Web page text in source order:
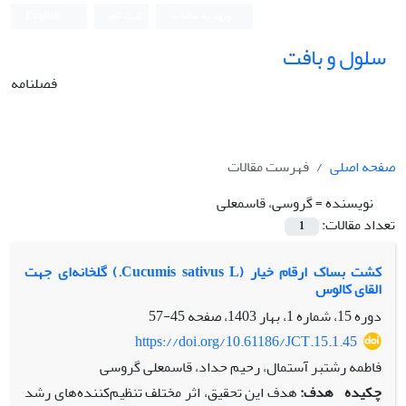
سلول و بافت
فصلنامه
صفحه اصلی
فهرست مقالات
نویسنده =گروسی، قاسمعلی
تعداد مقالات:
1
کشت بساک ارقام خیار (Cucumis sativus L.) گلخانه‌ای جهت
القای کالوس
دوره 15، شماره 1، بهار 1403، صفحه
45-57
https://doi.org/10.61186/JCT.15.1.45
فاطمه رشتبر آستمال، رحیم حداد، قاسمعلی گروسی
چکیده هدف:هدف این تحقیق، اثر مختلف تنظیم‌کننده‌های رشد